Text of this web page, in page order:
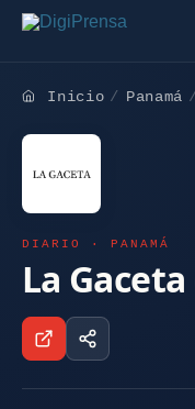
Inicio Panamá
DIARIO · PANAMÁ
La